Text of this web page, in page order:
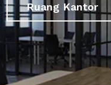
Ruang Kantor